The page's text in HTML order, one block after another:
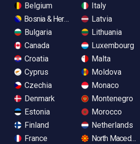
Belgium
Bosnia & Herzegovina
Bulgaria
Canada
Croatia
Cyprus
Czechia
Denmark
Estonia
Finland
France
Italy
Latvia
Lithuania
Luxembourg
Malta
Moldova
Monaco
Montenegro
Morocco
Netherlands
North Macedonia